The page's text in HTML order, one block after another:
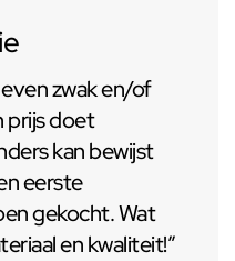
zwak en/of
prijs doet
kan bewijst
eerste
gekocht. Wat
en kwaliteit!”